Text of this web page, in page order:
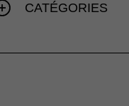
CATÉGORIES